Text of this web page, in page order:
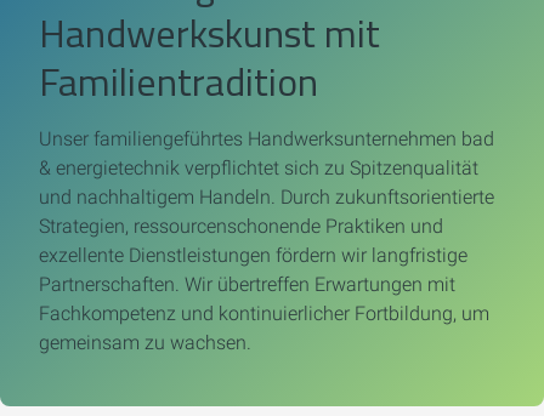
Handwerkskunst mit
Familientradition
Unser familiengeführtes Handwerksunternehmen bad
& energietechnik verpflichtet sich zu Spitzenqualität
und nachhaltigem Handeln. Durch zukunftsorientierte
Strategien, ressourcenschonende Praktiken und
exzellente Dienstleistungen fördern wir langfristige
Partnerschaften. Wir übertreffen Erwartungen mit
Fachkompetenz und kontinuierlicher Fortbildung, um
gemeinsam zu wachsen.